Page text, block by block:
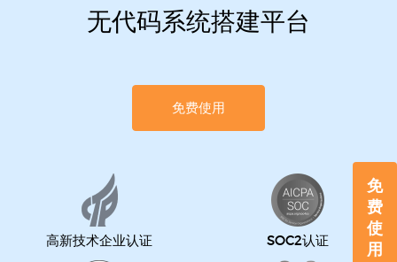
免
费
使
用
无代码系统搭建平台
免费使用
高新技术企业认证 SOC2认证